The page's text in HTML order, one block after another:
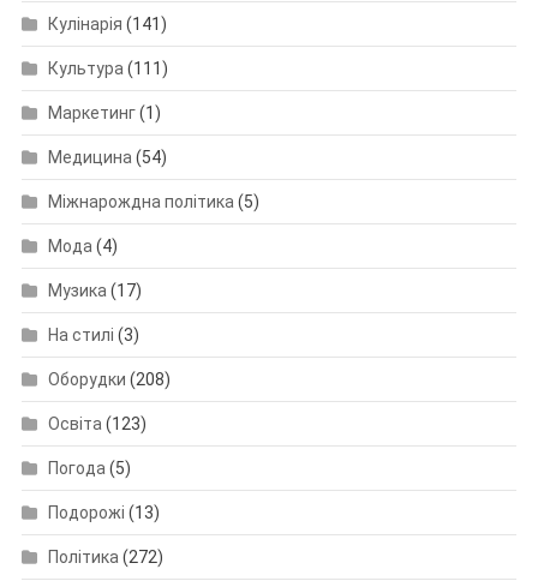
Кулінарія (141)
Культура (111)
Маркетинг(1)
Медицина (54)
Міжнарождна політика (5)
Мода (4)
Музика (17)
На стилі (3)
Оборудки (208)
Освіта (123)
Погода (5)
Подорожі (13)
Політика (272)